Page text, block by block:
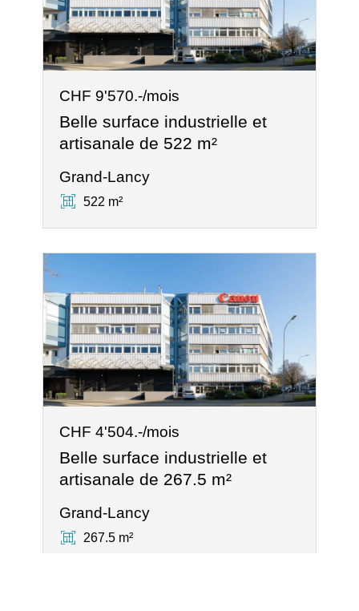
CHF 9'570.-/mois
Belle surface industrielle et
artisanale de 522 m²
Grand-Lancy
522 m²
CHF 4'504.-/mois
Belle surface industrielle et
artisanale de 267.5 m²
Grand-Lancy
267.5 m²